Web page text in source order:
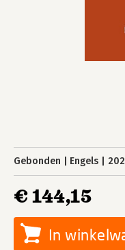
Gebonden Engels
€ 144,15
In